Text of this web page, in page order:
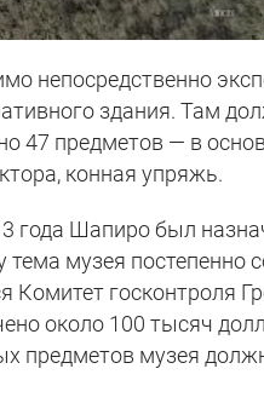
непосредственно
здания. Там
47 предметов — в
конная упряжь.
года Шапиро был
музея постепенно
Комитет госконтроля
около 100 тысяч
предметов музея